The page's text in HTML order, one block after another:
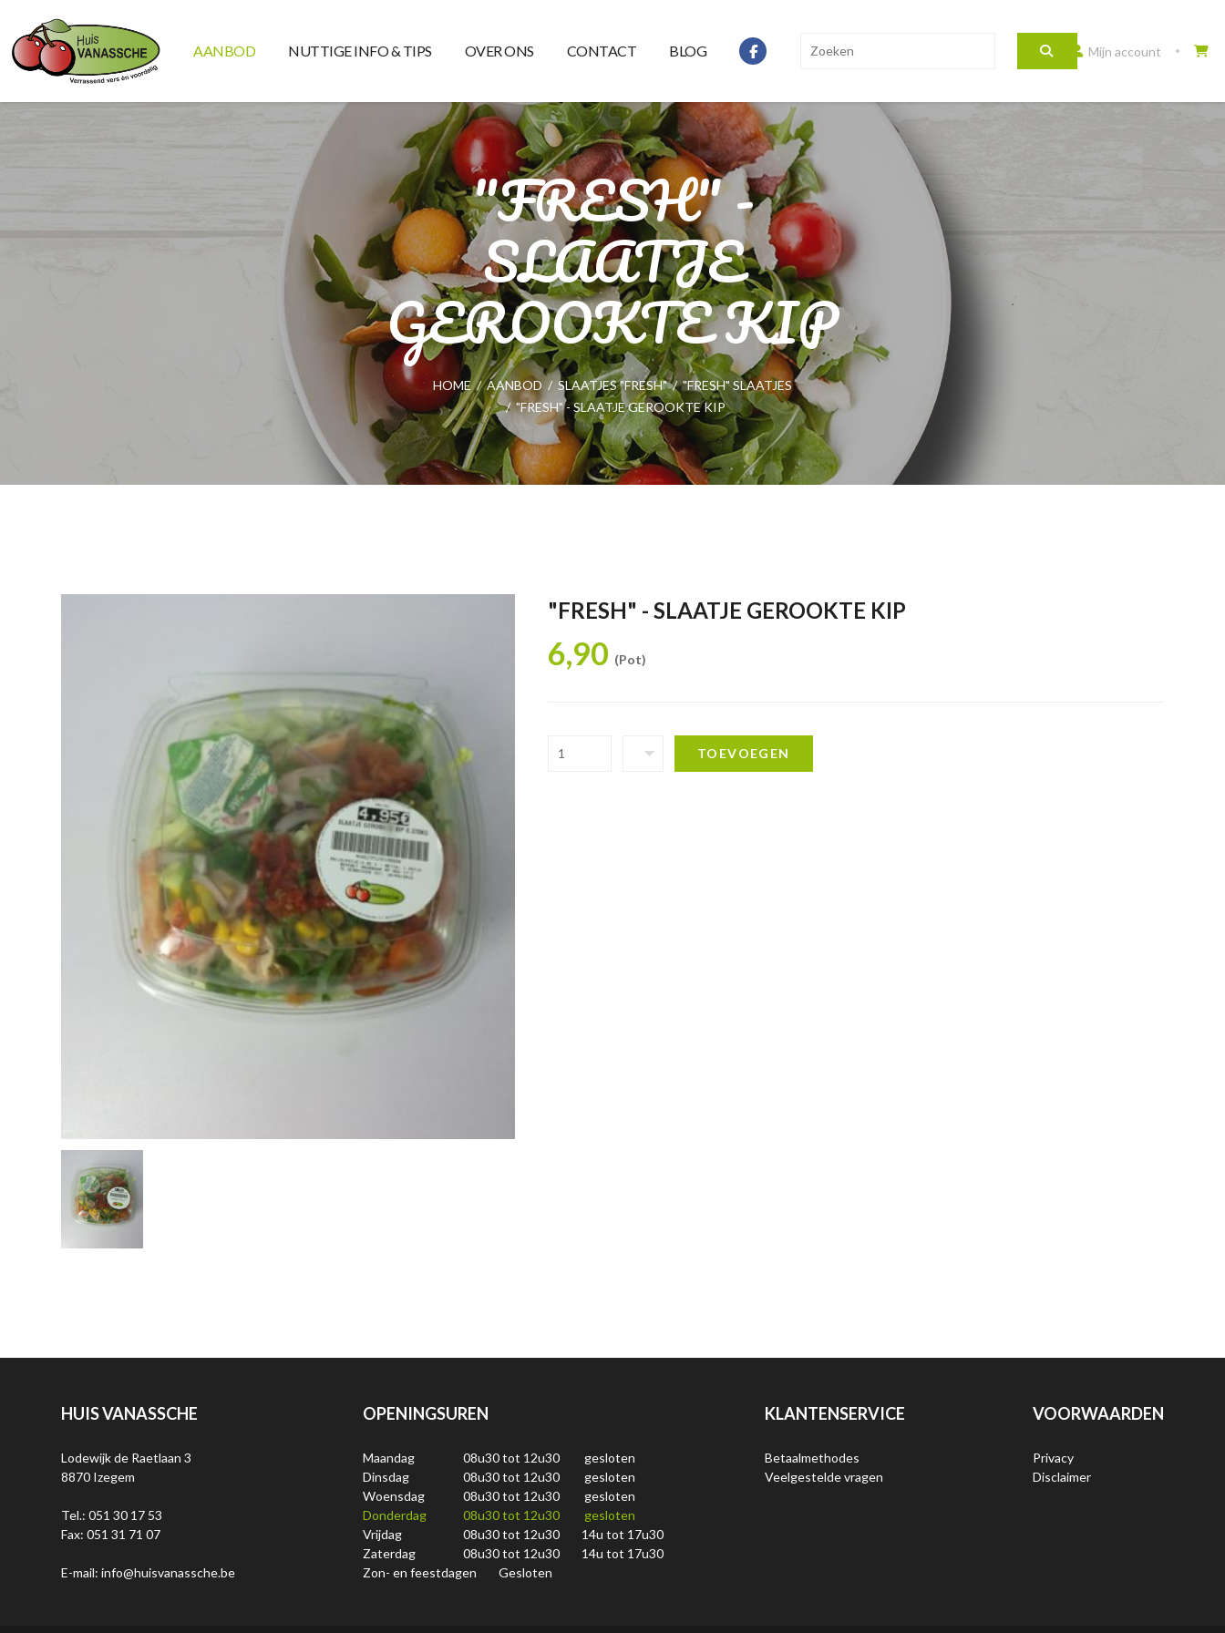
AANBOD NUTTIGE INFO & TIPS OVER ONS CONTACT BLOG Mijn account
"FRESH" -
SLAATJE
GEROOKTE KIP
HOME / AANBOD / SLAATJES "FRESH" / "FRESH" SLAATJES
/ "FRESH" - SLAATJE GEROOKTE KIP
"FRESH" - SLAATJE GEROOKTE KIP
6,90 (Pot)
TOEVOEGEN
HUIS VANASSCHE
Lodewijk de Raetlaan 3
8870 Izegem
Tel.: 051 30 17 53
Fax: 051 31 71 07
E-mail: info@huisvanassche.be
OPENINGSUREN
Maandag 08u30 tot 12u30
gesloten
Dinsdag
08u30 tot 12u30
gesloten
Woensdag
08u30 tot 12u30
gesloten
Donderdag
08u30 tot 12u30
gesloten
Vrijdag
08u30 tot 12u30
14u tot 17u30
Zaterdag
08u30 tot 12u30
14u tot 17u30
Zon- en feestdagen
Gesloten
KLANTENSERVICE
Betaalmethodes
Veelgestelde vragen
VOORWAARDEN
Privacy
Disclaimer